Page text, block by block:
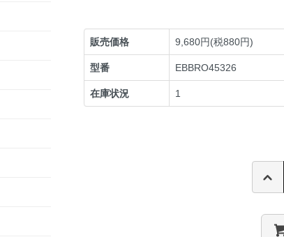
販売価格 9,680円(税880円)
型番 EBBRO45326
在庫状況 1